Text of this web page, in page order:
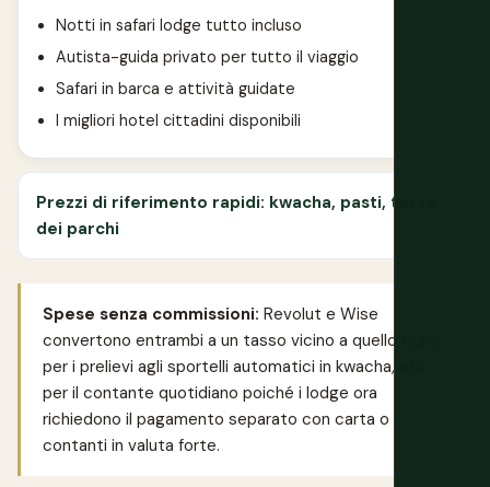
Notti in safari lodge tutto incluso
Autista-guida privato per tutto il viaggio
Safari in barca e attività guidate
I migliori hotel cittadini disponibili
Prezzi di riferimento rapidi: kwacha, pasti, tasse
dei parchi
Spese senza commissioni: Revolut e Wise
convertono entrambi a un tasso vicino a quello reale
per i prelievi agli sportelli automatici in kwacha, utili
per il contante quotidiano poiché i lodge ora
richiedono il pagamento separato con carta o
contanti in valuta forte.